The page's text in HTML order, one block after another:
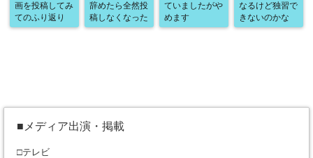
画を投稿してみ
てのふり返り
辞めたら全然投
稿しなくなった
ていましたがや
めます
なるけど独習で
きないのかな
■メディア出演・掲載
□テレビ